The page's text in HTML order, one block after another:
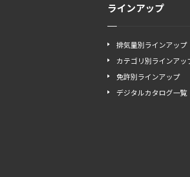
ラインアップ
排気量別ラインアップ
カテゴリ別ラインアッ
免許別ラインアップ
デジタルカタログ一覧